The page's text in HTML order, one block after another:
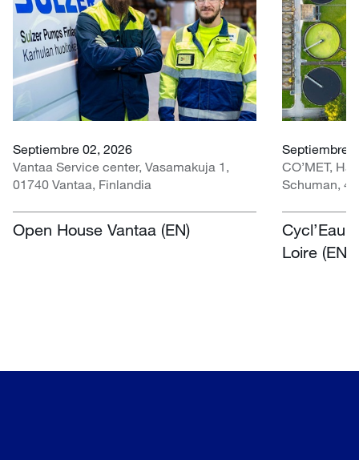
Septiembre 02, 2026
Vantaa Service center, Vasamakuja 1,
01740 Vantaa, Finlandia
Open House Vantaa (EN)
Septiembre
CO’MET,
Schuman,
Cycl’Eau
Loire (EN)